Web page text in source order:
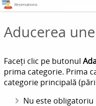
Aducerea
Faceți clic pe butonul
prima categorie. Prima
categorie principală
Nu este